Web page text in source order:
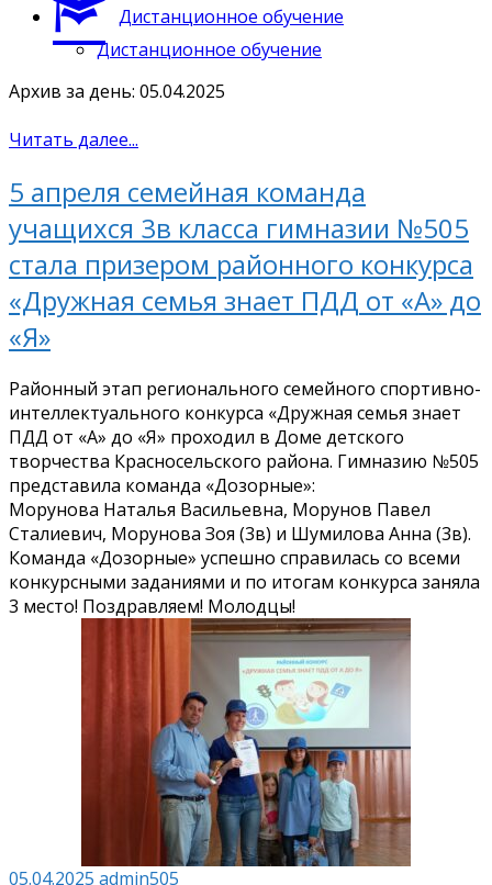
Дистанционное обучение
Дистанционное обучение
Архив за день: 05.04.2025
Читать далее...
5 апреля семейная команда
учащихся 3в класса гимназии №505
стала призером районного конкурса
«Дружная семья знает ПДД от «А» до
«Я»
Районный этап регионального семейного спортивно-
интеллектуального конкурса «Дружная семья знает
ПДД от «А» до «Я» проходил в Доме детского
творчества Красносельского района. Гимназию №505
представила команда «Дозорные»:
Морунова Наталья Васильевна, Морунов Павел
Сталиевич, Морунова Зоя (3в) и Шумилова Анна (3в).
Команда «Дозорные» успешно справилась со всеми
конкурсными заданиями и по итогам конкурса заняла
3 место! Поздравляем! Молодцы!
05.04.2025 admin505